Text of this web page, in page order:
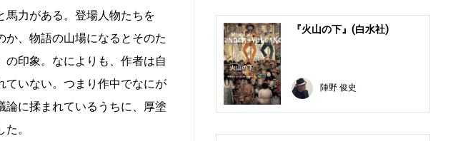
馬力がある。登場人物たちを
か、物語の山場になるとそのた
印象。なによりも、作者は自
ていない。つまり作中でなにが
論に揉まれているうちに、厚塗
。
『火山の下』(白水社)
陣野 俊史